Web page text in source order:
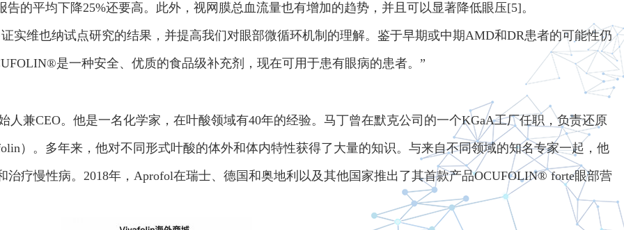
的平均下降25%还要高。此外，视网膜总血流量也有增加的趋势，并且可以显著降低眼压[5]。
实维也纳试点研究的结果，并提高我们对眼部微循环机制的理解。鉴于早期或中期AMD和DR患者的可能性仍
是一种安全、优质的食品级补充剂，现在可用于患有眼病的患者。”
兼CEO。他是一名化学家，在叶酸领域有40年的经验。马丁曾在默克公司的一个KGaA工厂任职，负责还原
）。多年来，他对不同形式叶酸的体外和体内特性获得了大量的知识。与来自不同领域的知名专家一起，他
疗慢性病。2018年，Aprofol在瑞士、德国和奥地利以及其他国家推出了其首款产品OCUFOLIN® forte眼部营